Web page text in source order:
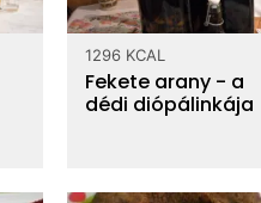
0.04 g
161 mg
1296 KCAL
Fekete arany - a
dédi diópálinkája